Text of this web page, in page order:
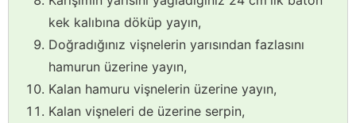
kek kalıbına döküp yayın,
Doğradığınız vişnelerin yarısından fazlasını
hamurun üzerine yayın,
Kalan hamuru vişnelerin üzerine yayın,
Kalan vişneleri de üzerine serpin,